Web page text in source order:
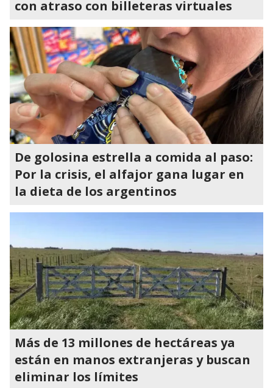
con atraso con billeteras virtuales
De golosina estrella a comida al paso:
Por la crisis, el alfajor gana lugar en
la dieta de los argentinos
Más de 13 millones de hectáreas ya
están en manos extranjeras y buscan
eliminar los límites